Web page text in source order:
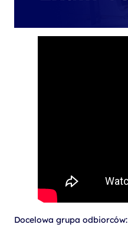
Docelowa grupa odbiorców: